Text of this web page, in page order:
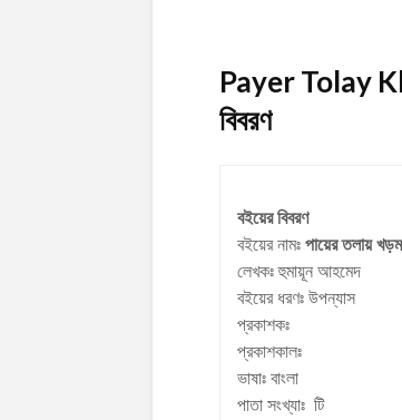
Payer Tolay
বিবরণ
বইয়ের বিবরণ
বইয়ের নামঃ পায়ের তলায় খড়ম
লেখকঃহুমায়ূন আহমেদ
বইয়ের ধরণঃ উপন্যাস
প্রকাশকঃ
প্রকাশকালঃ
ভাষাঃ বাংলা
পাতা সংখ্যাঃ টি